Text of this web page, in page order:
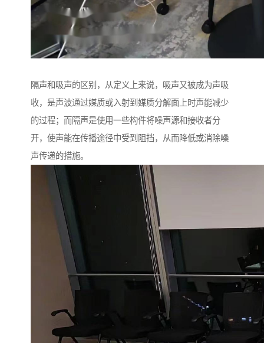
隔声和吸声的区别，从定义上来说，吸声又被成为声吸
收，是声波通过媒质或入射到媒质分解面上时声能减少
的过程；而隔声是使用一些构件将噪声源和接收者分
开，使声能在传播途径中受到阻挡，从而降低或消除噪
声传递的措施。